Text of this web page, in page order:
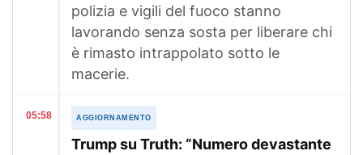
polizia e vigili del fuoco stanno
lavorando senza sosta per liberare chi
è rimasto intrappolato sotto le
macerie.
05:58 AGGIORNAMENTO
Trump su Truth: “Numero devastante